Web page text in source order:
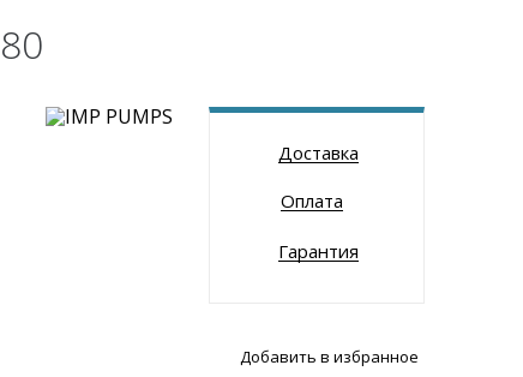
Доставка
Оплата
Гарантия
Добавить в избранное